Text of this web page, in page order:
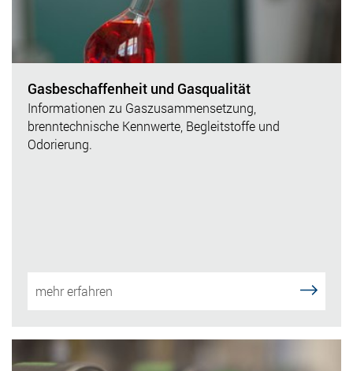
Gasbeschaffenheit und Gasqualität
Informationen zu Gaszusammensetzung,
brenntechnische Kennwerte, Begleitstoffe und
Odorierung.
mehr erfahren